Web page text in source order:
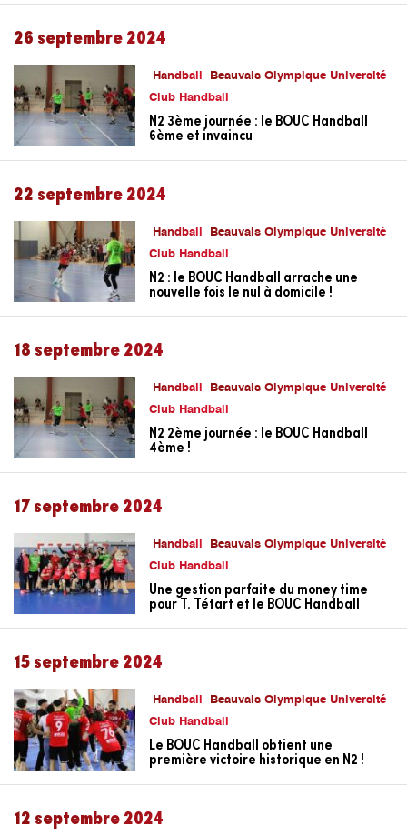
26 septembre 2024
Handball
Beauvais Olympique Université
Club Handball
N2 3ème journée : le BOUC Handball
6ème et invaincu
22 septembre 2024
Handball
Beauvais Olympique Université
Club Handball
N2 : le BOUC Handball arrache une
nouvelle fois le nul à domicile !
18 septembre 2024
Handball
Beauvais Olympique Université
Club Handball
N2 2ème journée : le BOUC Handball
4ème !
17 septembre 2024
Handball
Beauvais Olympique Université
Club Handball
Une gestion parfaite du money time
pour T. Tétart et le BOUC Handball
15 septembre 2024
Handball
Beauvais Olympique Université
Club Handball
Le BOUC Handball obtient une
première victoire historique en N2 !
12 septembre 2024